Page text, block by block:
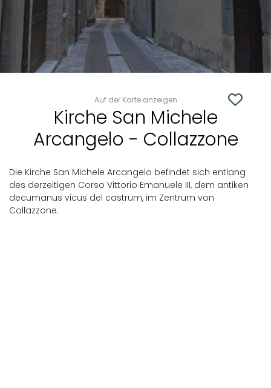
Auf der Karte anzeigen
Kirche San Michele
Arcangelo - Collazzone
Die Kirche San Michele Arcangelo befindet sich entlang
des derzeitigen Corso Vittorio Emanuele III, dem antiken
decumanus vicus del castrum, im Zentrum von
Collazzone.